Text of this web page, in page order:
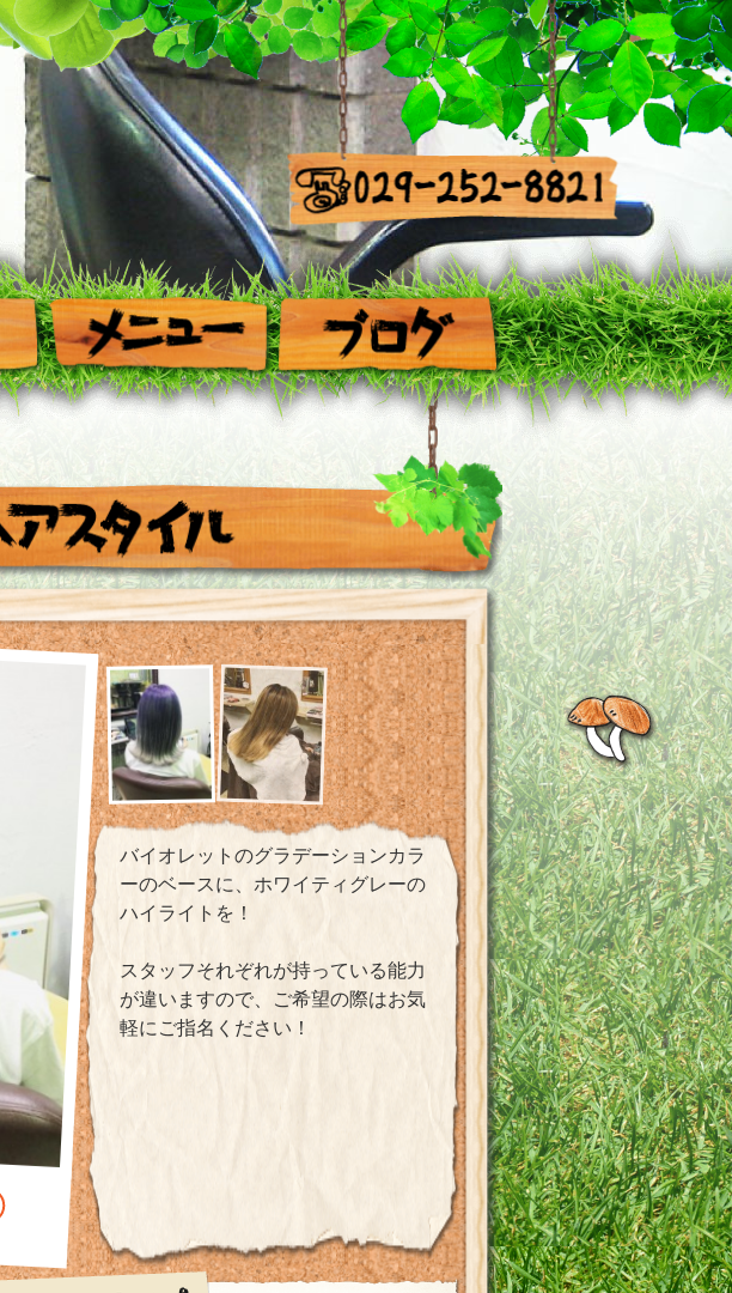
バイオレットのグラデーションカラ
ーのベースに、ホワイティグレーの
ハイライトを！
スタッフそれぞれが持っている能力
が違いますので、ご希望の際はお気
軽にご指名ください！